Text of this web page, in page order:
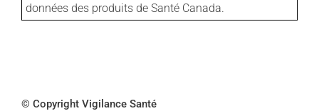
données des produits de Santé Canada.
© Copyright Vigilance Santé